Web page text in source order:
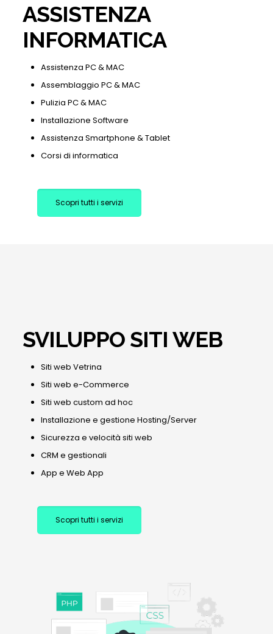
ASSISTENZA
INFORMATICA
Assistenza PC & MAC
Assemblaggio PC & MAC
Pulizia PC & MAC
Installazione Software
Assistenza Smartphone & Tablet
Corsi di informatica
Scopri tutti i servizi
SVILUPPO SITI WEB
Siti web Vetrina
Siti web e-Commerce
Siti web custom ad hoc
Installazione e gestione Hosting/Server
Sicurezza e velocità siti web
CRM e gestionali
App e Web App
Scopri tutti i servizi